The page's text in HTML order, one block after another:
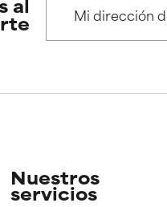
Nuestros
servicios